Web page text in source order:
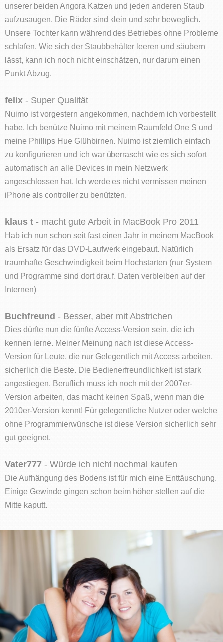
unserer beiden Angora Katzen und jeden anderen Staub
aufzusaugen. Die Räder sind klein und sehr beweglich.
Unsere Tochter kann während des Betriebes ohne Probleme
schlafen. Wie sich der Staubbehälter leeren und säubern
lässt, kann ich noch nicht einschätzen, nur darum einen
Punkt Abzug.
felix - Super Qualität
Nuimo ist vorgestern angekommen, nachdem ich vorbestellt
habe. Ich benütze Nuimo mit meinem Raumfeld One S und
meine Phillips Hue Glühbirnen. Nuimo ist ziemlich einfach
zu konfigurieren und ich war überrascht wie es sich sofort
automatisch an alle Devices in mein Netzwerk
angeschlossen hat. Ich werde es nicht vermissen meinen
iPhone als controller zu benützten.
klaus t - macht gute Arbeit in MacBook Pro 2011
Hab ich nun schon seit fast einen Jahr in meinem MacBook
als Ersatz für das DVD-Laufwerk eingebaut. Natürlich
traumhafte Geschwindigkeit beim Hochstarten (nur System
und Programme sind dort drauf. Daten verbleiben auf der
Internen)
Buchfreund - Besser, aber mit Abstrichen
Dies dürfte nun die fünfte Access-Version sein, die ich
kennen lerne. Meiner Meinung nach ist diese Access-
Version für Leute, die nur Gelegentlich mit Access arbeiten,
sicherlich die Beste. Die Bedienerfreundlichkeit ist stark
angestiegen. Beruflich muss ich noch mit der 2007er-
Version arbeiten, das macht keinen Spaß, wenn man die
2010er-Version kennt! Für gelegentliche Nutzer oder welche
ohne Programmierwünsche ist diese Version sicherlich sehr
gut geeignet.
Vater777 - Würde ich nicht nochmal kaufen
Die Aufhängung des Bodens ist für mich eine Enttäuschung.
Einige Gewinde gingen schon beim höher stellen auf die
Mitte kaputt.